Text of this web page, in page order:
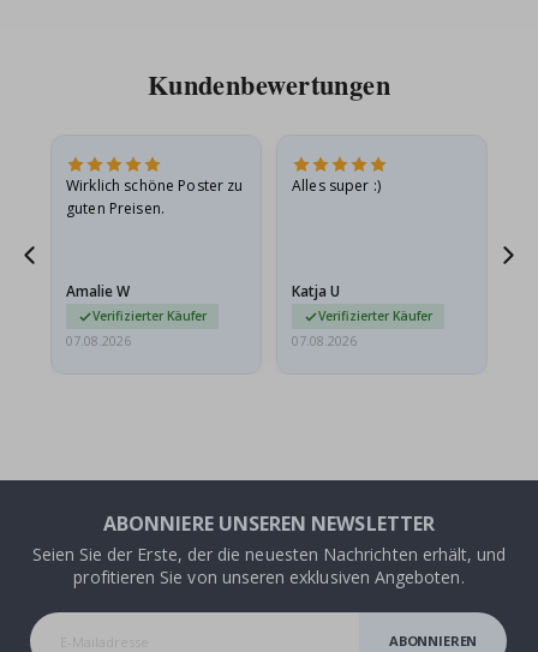
Kundenbewertungen
Wirklich schöne Poster zu
guten Preisen.
Amalie W
Verifizierter Käufer
07.08.2026
Alles super :)
Katja U
Verifizierter Käufer
07.08.2026
ABONNIERE UNSEREN NEWSLETTER
Seien Sie der Erste, der die neuesten Nachrichten erhält, und
profitieren Sie von unseren exklusiven Angeboten.
ABONNIEREN